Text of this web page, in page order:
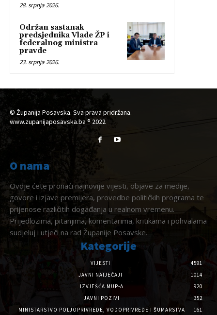
28. srpnja 2026.
Održan sastanak
predsjednika Vlade ŽP i
federalnog ministra
pravde
23. srpnja 2026.
© Županija Posavska. Sva prava pridržana.
www.zupanijaposavska.ba ® 2022
O nama
Ovdje ćete pronaći najnovije vijesti, objave za medije,
govore i izjave premijera, provedbe političkih programa te
prijenose različitih događanja u realnom vremenu.
Prijedlozima, pitanjima, komentarima, kritikama i pohvalama
sudjeluj i utječi na rad Županije Posavske.
Kategorije
VIJESTI
4591
JAVNI NATJEČAJI
1014
IZVJEŠĆA MUP-A
920
JAVNI POZIVI
352
MINISTARSTVO POLJOPRIVREDE, VODOPRIVREDE I ŠUMARSTVA
161